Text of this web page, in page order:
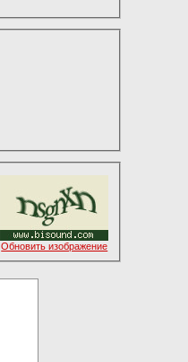
Обновить изображение